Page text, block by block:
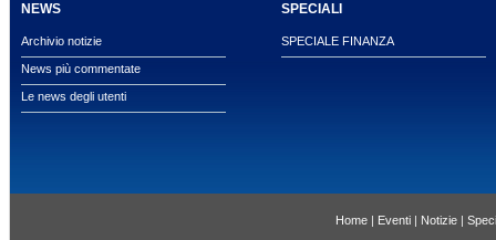
NEWS
Archivio notizie
News più commentate
Le news degli utenti
SPECIALI
SPECIALE FINANZA
Home | Eventi | Notizie |